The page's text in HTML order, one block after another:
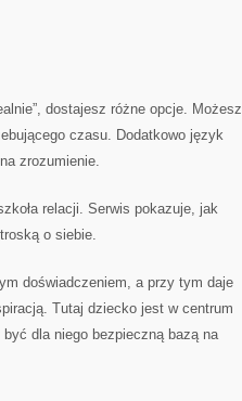
dostajesz różne opcje. Możesz
czasu. Dodatkowo język
zrozumienie.
relacji. Serwis pokazuje, jak
o siebie.
doświadczeniem, a przy tym daje
Tutaj dziecko jest w centrum
dla niego bezpieczną bazą na